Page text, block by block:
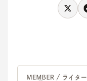
MEMBER / ライター